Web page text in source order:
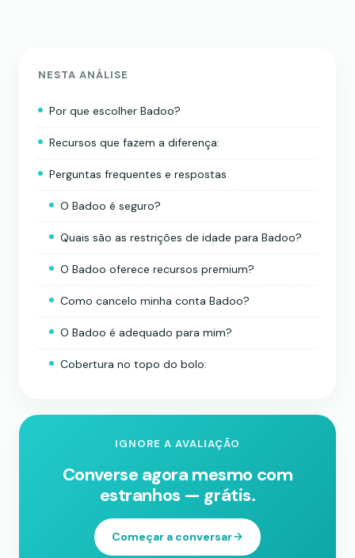
NESTA ANÁLISE
Por que escolher Badoo?
Recursos que fazem a diferença:
Perguntas frequentes e respostas
O Badoo é seguro?
Quais são as restrições de idade para Badoo?
O Badoo oferece recursos premium?
Como cancelo minha conta Badoo?
O Badoo é adequado para mim?
Cobertura no topo do bolo:
IGNORE A AVALIAÇÃO
Converse agora mesmo com
estranhos — grátis.
Começar a conversar